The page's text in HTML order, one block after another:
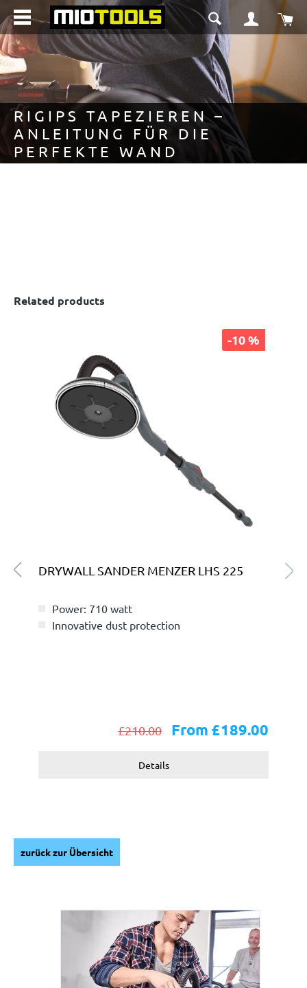
content
RIGIPS TAPEZIEREN –
ANLEITUNG FÜR DIE
PERFEKTE WAND
Related products
-10 %
DRYWALL SANDER MENZER LHS 225
Power: 710 watt
Innovative dust protection
£210.00 From £189.00
Details
zurück zur Übersicht